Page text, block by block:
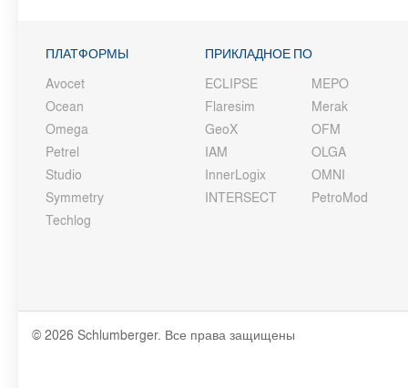
ПЛАТФОРМЫ
Avocet
Ocean
Omega
Petrel
Studio
Symmetry
Techlog
ПРИКЛАДНОЕ ПО
ECLIPSE
Flaresim
GeoX
IAM
InnerLogix
INTERSECT
MEPO
Merak
OFM
OLGA
OMNI
PetroMod
© 2026 Schlumberger. Все права защищены